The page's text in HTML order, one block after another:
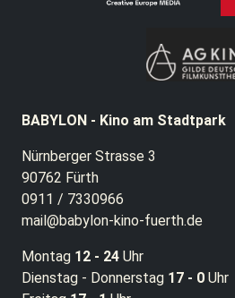
BABYLON - Kino am Stadtpark
Nürnberger Strasse 3
90762 Fürth
0911 / 7330966
mail@babylon-kino-fuerth.de
Montag 12 - 24 Uhr
Dienstag - Donnerstag 17 - 0 Uhr